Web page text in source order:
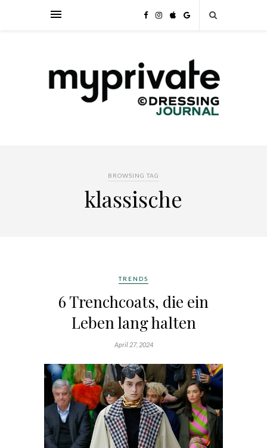
BROWSING TAG
klassische
TRENDS
6 Trenchcoats, die ein
Leben lang halten
April 27, 2024